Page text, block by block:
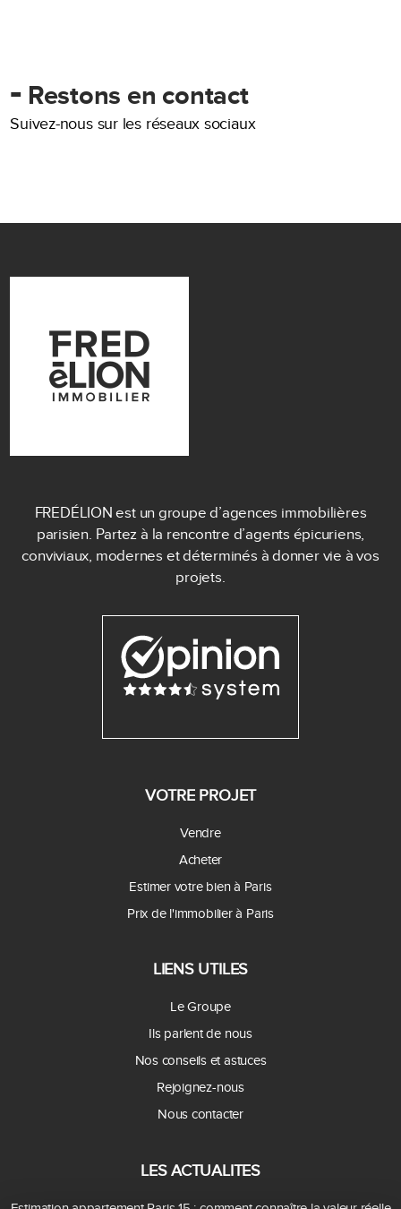
- Restons en contact
Suivez-nous sur les réseaux sociaux
FREDÉLION est un groupe d’agences immobilières
parisien. Partez à la rencontre d’agents épicuriens,
conviviaux, modernes et déterminés à donner vie à vos
projets.
VOTRE PROJET
Vendre
Acheter
Estimer votre bien à Paris
Prix de l'immobilier à Paris
LIENS UTILES
Le Groupe
Ils parlent de nous
Nos conseils et astuces
Rejoignez-nous
Nous contacter
LES ACTUALITES